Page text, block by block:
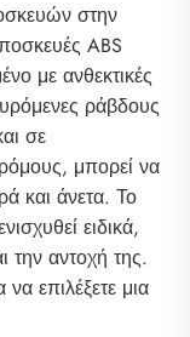
στην
ABS
με ανθεκτικές
ράβδους
σε
μπορεί να
και άνετα. Το
ειδικά,
την αντοχή της.
επιλέξετε μια